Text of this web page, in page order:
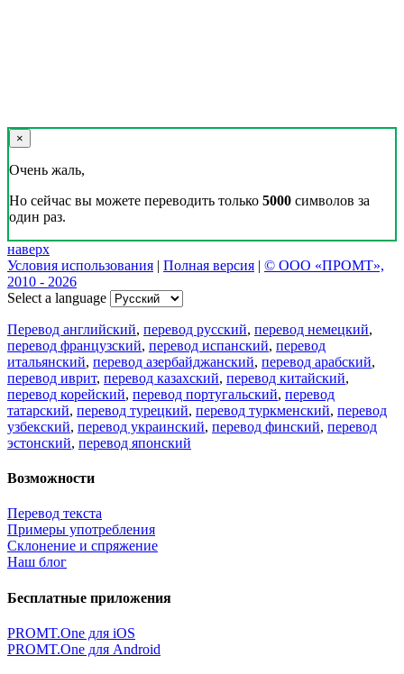
×
Очень жаль,
Но сейчас вы можете переводить только 5000 символов за
один раз.
наверх
Условия использования | Полная версия | © ООО «ПРОМТ»,
2010 - 2026
Select a language
Перевод английский, перевод русский, перевод немецкий,
перевод французский, перевод испанский, перевод
итальянский, перевод азербайджанский, перевод арабский,
перевод иврит, перевод казахский, перевод китайский,
перевод корейский, перевод португальский, перевод
татарский, перевод турецкий, перевод туркменский, перевод
узбекский, перевод украинский, перевод финский, перевод
эстонский, перевод японский
Возможности
Перевод текста
Примеры употребления
Склонение и спряжение
Наш блог
Бесплатные приложения
PROMT.One для iOS
PROMT.One для Android